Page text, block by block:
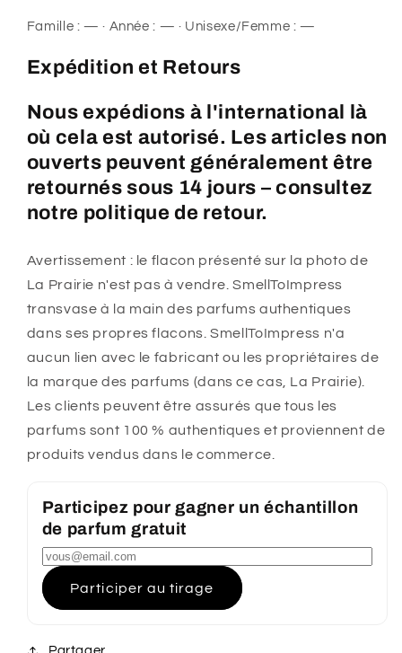
Famille : — · Année : — · Unisexe/Femme : —
Expédition et Retours
Nous expédions à l'international là
où cela est autorisé. Les articles non
ouverts peuvent généralement être
retournés sous 14 jours – consultez
notre politique de retour.
Avertissement : le flacon présenté sur la photo de
La Prairie n'est pas à vendre. SmellToImpress
transvase à la main des parfums authentiques
dans ses propres flacons. SmellToImpress n'a
aucun lien avec le fabricant ou les propriétaires de
la marque des parfums (dans ce cas, La Prairie).
Les clients peuvent être assurés que tous les
parfums sont 100 % authentiques et proviennent de
produits vendus dans le commerce.
Participez pour gagner un échantillon
de parfum gratuit
Participer au tirage